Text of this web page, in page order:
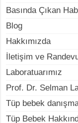
Basında Çıkan
Blog
Hakkımızda
İletişim ve
Laboratuarımız
Prof. Dr. Selman
Tüp bebek
Tüp Bebek